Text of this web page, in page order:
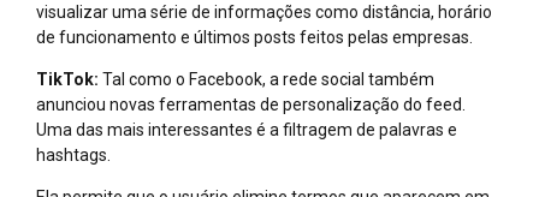
visualizar uma série de informações como distância, horário
de funcionamento e últimos posts feitos pelas empresas.
TikTok: Tal como o Facebook, a rede social também
anunciou novas ferramentas de personalização do feed.
Uma das mais interessantes é a filtragem de palavras e
hashtags.